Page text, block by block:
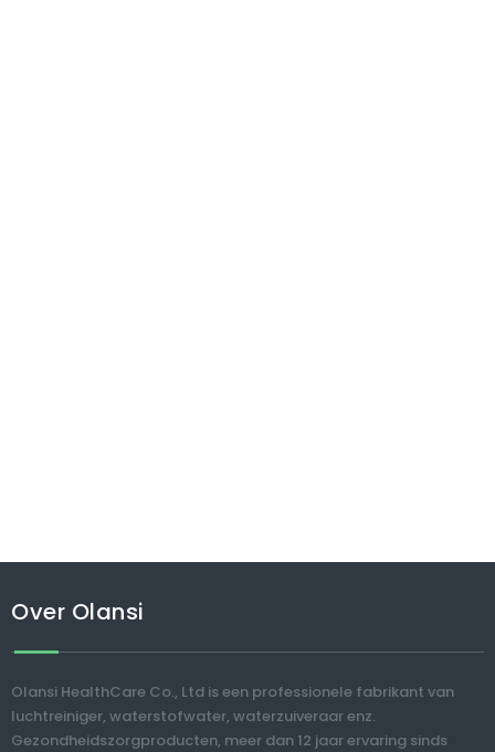
Over Olansi
Olansi HealthCare Co., Ltd is een professionele fabrikant van
luchtreiniger, waterstofwater, waterzuiveraar enz.
Gezondheidszorgproducten, meer dan 12 jaar ervaring sinds